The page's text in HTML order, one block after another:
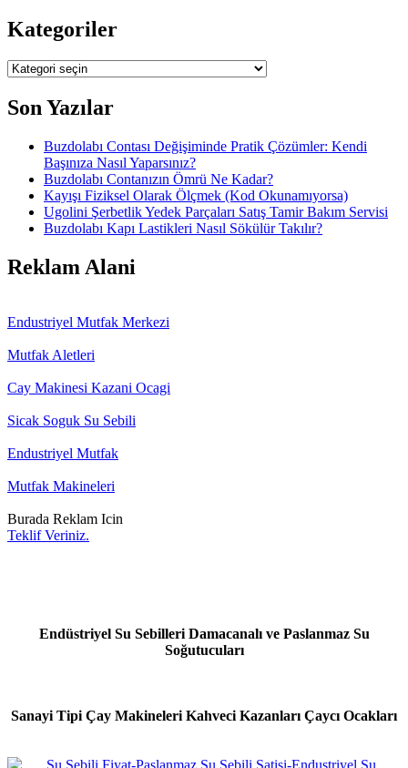
Kategoriler
Kategoriler
Son Yazılar
Buzdolabı Contası Değişiminde Pratik Çözümler: Kendi
Başınıza Nasıl Yaparsınız?
Buzdolabı Contanızın Ömrü Ne Kadar?
Kayışı Fiziksel Olarak Ölçmek (Kod Okunamıyorsa)
Ugolini Şerbetlik Yedek Parçaları Satış Tamir Bakım Servisi
Buzdolabı Kapı Lastikleri Nasıl Sökülür Takılır?
Reklam Alani
Endustriyel Mutfak Merkezi
Mutfak Aletleri
Cay Makinesi Kazani Ocagi
Sicak Soguk Su Sebili
Endustriyel Mutfak
Mutfak Makineleri
Burada Reklam Icin
Teklif Veriniz.
Endüstriyel Su Sebilleri Damacanalı ve Paslanmaz Su
Soğutucuları
Sanayi Tipi Çay Makineleri Kahveci Kazanları Çaycı Ocakları